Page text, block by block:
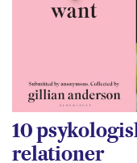
10
relationer